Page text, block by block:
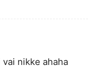
nikke ahaha